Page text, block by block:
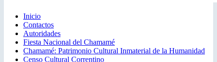
Inicio
Contactos
Autoridades
Fiesta Nacional del Chamamé
Chamamé: Patrimonio Cultural Inmaterial de la Humanidad
Censo Cultural Correntino